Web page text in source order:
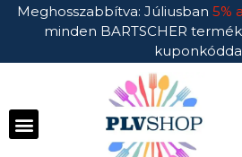
Meghosszabbítva: Júliusban 5%
minden BARTSCHER